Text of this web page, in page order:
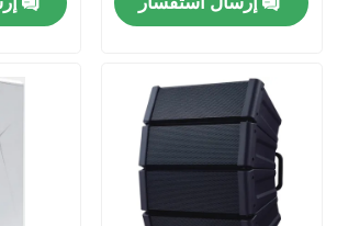
أشرطة فيديو
معلومات عنا